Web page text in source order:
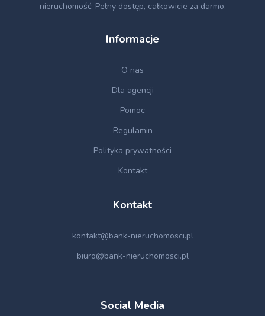
nieruchomość. Pełny dostęp, całkowicie za darmo.
Informacje
O nas
Dla agencji
Pomoc
Regulamin
Polityka prywatności
Kontakt
Kontakt
kontakt@bank-nieruchomosci.pl
biuro@bank-nieruchomosci.pl
Social Media